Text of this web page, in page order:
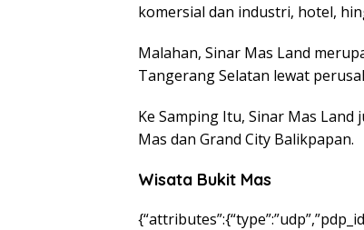
komersial dan industri, hotel,
Malahan, Sinar Mas Land
Tangerang Selatan lewat
Ke Samping Itu, Sinar Mas
Mas dan Grand City Balikpapan.
Wisata Bukit Mas